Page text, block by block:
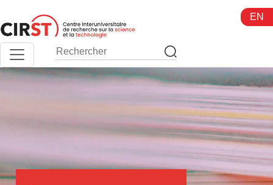
au
contenu
EN